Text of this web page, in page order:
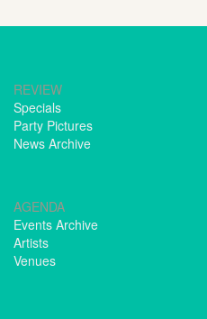
REVIEW
Specials
Party Pictures
News Archive
AGENDA
Events Archive
Artists
Venues